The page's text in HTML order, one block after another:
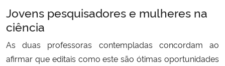
Jovens pesquisadores e mulheres na
ciência
As duas professoras contempladas concordam ao
afirmar que editais como este são ótimas oportunidades